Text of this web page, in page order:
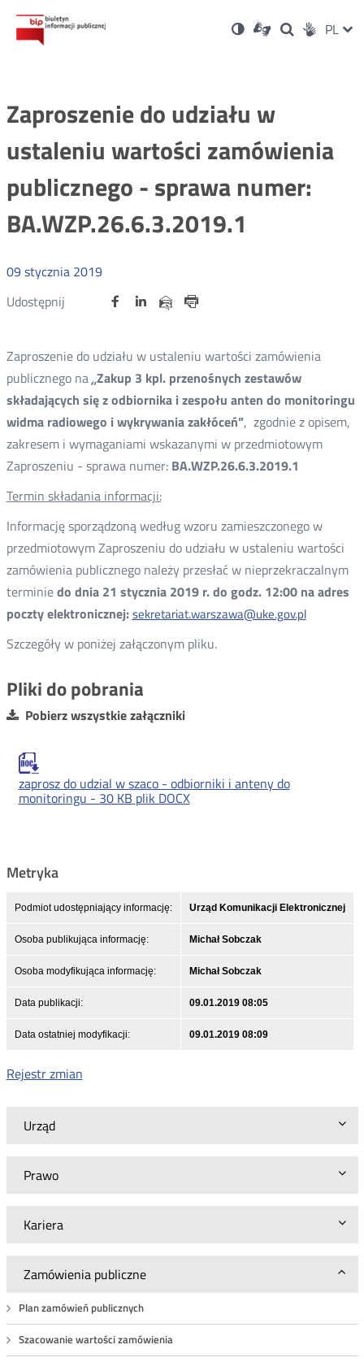
Ustawienia
Wersja
kontrastowa
Dla
niesłyszących
OtwórzOtwórz
w
Otwórz
w
Social PL
Urząd
Prawo
Kariera
Zamówienia publiczne
Plan zamówień publicznych
Szacowanie wartości zamówienia
Zaproszenie do udziału w
ustaleniu wartości zamówienia
publicznego - sprawa numer:
BA.WZP.26.6.3.2019.1
09stycznia 2019
Udostępnij
Udostępnij
Otwórz Udostępnij
na
OtwórzUdostępnij
na
OtwórzUdostępnij
przez
Zaproszenie do udziału w ustaleniu wartości zamówienia
publicznego na„Zakup 3 kpl. przenośnych zestawów
składających się z odbiornika i zespołu anten do monitoringu
widma radiowego i wykrywania zakłóceń”, zgodnie z opisem,
zakresem i wymaganiami wskazanymi w przedmiotowym
Zaproszeniu - sprawa numer: BA.WZP.26.6.3.2019.1
Termin składania informacji:
Informację sporządzoną według wzoru zamieszczonego w
przedmiotowym Zaproszeniu do udziału w ustaleniu wartości
zamówienia publicznego należy przesłać w nieprzekraczalnym
terminiedo dnia 21 stycznia 2019 r. do godz. 12:00 na adres
poczty elektronicznej:sekretariat.warszawa@uke.gov.pl
Szczegóły w poniżej załączonym pliku.
Pliki do pobrania
Pobierz wszystkie załączniki
zaprosz do udzial w szaco - odbiorniki i anteny do
monitoringu - 30 KB plik DOCX
Metryka
Podmiot udostępniający informację: Urząd Komunikacji Elektronicznej
Osoba publikująca informację: Michał Sobczak
Osoba modyfikująca informację: Michał Sobczak
Data publikacji: 09.01.2019 08:05
Data ostatniej modyfikacji: 09.01.2019 08:09
Rejestr zmian